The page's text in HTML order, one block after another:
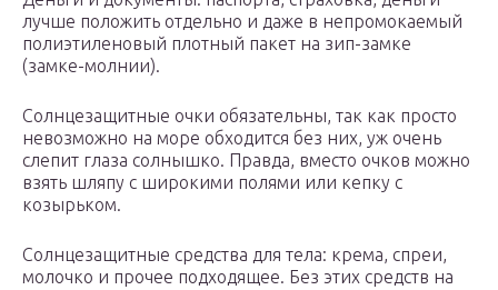
лучше положить отдельно и даже в непромокаемый
полиэтиленовый плотный пакет на зип-замке
(замке-молнии).
Солнцезащитные очки обязательны, так как просто
невозможно на море обходится без них, уж очень
слепит глаза солнышко. Правда, вместо очков можно
взять шляпу с широкими полями или кепку с
козырьком.
Солнцезащитные средства для тела: крема, спреи,
молочко и прочее подходящее. Без этих средств на